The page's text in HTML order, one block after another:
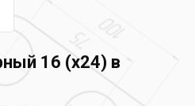
16 (х24) в